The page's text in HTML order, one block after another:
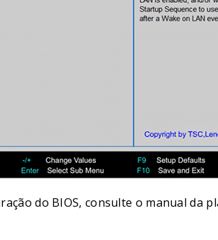
do BIOS, consulte o manual da